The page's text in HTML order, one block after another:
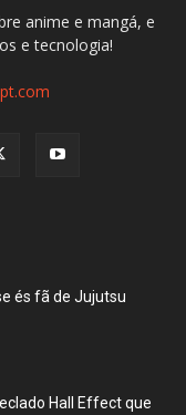
anime e mangá, e
e tecnologia!
és fã de Jujutsu
Hall Effect que